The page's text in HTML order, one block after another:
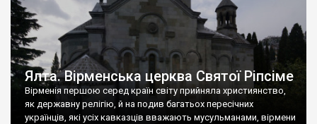
Ялта. Вірменська церква Святої Ріпсіме
Вірменія першою серед країн світу прийняла християнство,
як державну релігію, й на подив багатьох пересічних
українців, які усіх кавказців вважають мусульманами, вірмени